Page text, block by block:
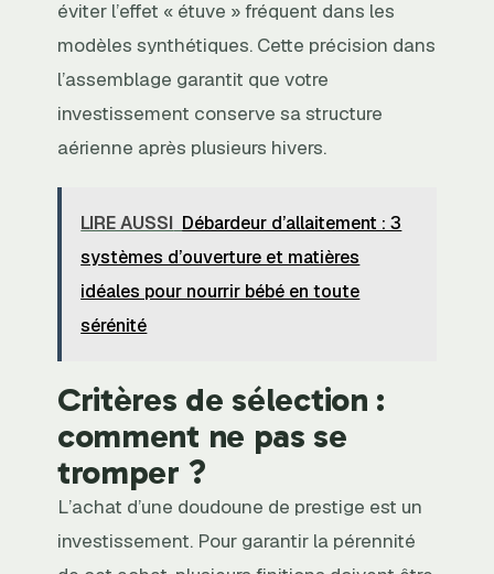
éviter l’effet « étuve » fréquent dans les
modèles synthétiques. Cette précision dans
l’assemblage garantit que votre
investissement conserve sa structure
aérienne après plusieurs hivers.
LIRE AUSSI Débardeur d’allaitement : 3
systèmes d’ouverture et matières
idéales pour nourrir bébé en toute
sérénité
Critères de sélection :
comment ne pas se
tromper ?
L’achat d’une doudoune de prestige est un
investissement. Pour garantir la pérennité